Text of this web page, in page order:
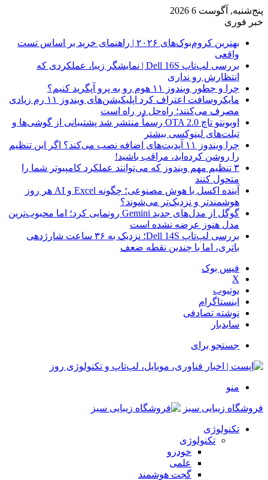
پنج‌شنبه, آگوست 6 2026
خبر فوری
بهترین کروم‌بوک‌های ۲۰۲۶ | راهنمای خرید بر اساس تست
واقعی
بررسی لپ‌تاپ Dell 16S | نمایشگر زیبا، عملکردی که
انتظارش رو نداری
چرا و چطور ویندوز ۱۱ هوم رو به پرو آپگرید کنیم؟
مایکروسافت اعتراف کرد اپلیکیشن‌های ویندوز ۱۱ رم زیادی
مصرف می‌کنند؛ راه‌حل در راه است
اوبونتو تاچ OTA 2.0 رسماً منتشر شد پشتیبانی از گوشی‌ها و
تبلت‌های لینوکسی بیشتر
چرا ویندوز ۱۱ آپدیت‌های اضافه نصب می‌کند؟ اگر این تنظیم
را روشن کرده‌اید، مراقب باشید!
۳ تنظیم مهم ویندوز که می‌توانند عملکرد کامپیوتر شما را
متحول کنند
آینده اکسل با هوش مصنوعی؛ چگونه Excel و AI هر روز
هوشمندتر و نزدیک‌تر می‌شوند؟
گوگل از مدل‌های جدید Gemini رونمایی کرد؛ اما محبوب‌ترین
مدل هنوز عرضه نشده است
بررسی لپ‌تاپ Dell 14S؛ نزدیک به ۳۶ ساعت شارژدهی
باتری، اما با چندین نقطه ضعف
فیس بوک
X
یوتیوب
اینستاگرام
نوشته تصادفی
سایدبار
جستجو برای
منو
فروشگاه زیبایی سبز
تکنولوژی
تکنولوژی
خودرو
علمی
گجت هوشمند